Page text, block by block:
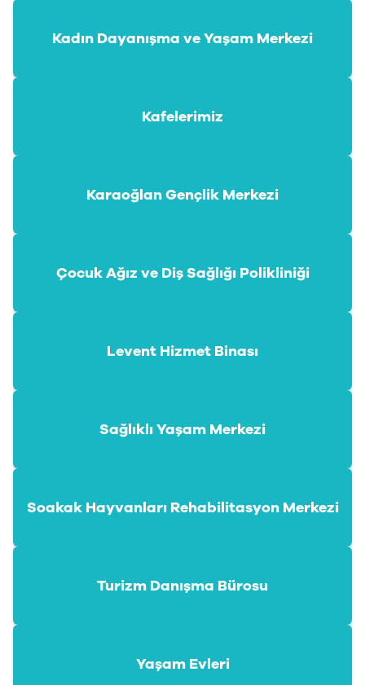
Kadın Dayanışma ve Yaşam Merkezi
Kafelerimiz
Karaoğlan Gençlik Merkezi
Çocuk Ağız ve Diş Sağlığı Polikliniği
Levent Hizmet Binası
Sağlıklı Yaşam Merkezi
Soakak Hayvanları Rehabilitasyon Merkezi
Turizm Danışma Bürosu
Yaşam Evleri